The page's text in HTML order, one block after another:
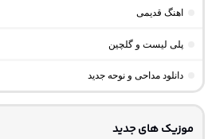
اهنگ قدیمی
پلی لیست و گلچین
دانلود مداحی و نوحه جدید
موزیک های جدید